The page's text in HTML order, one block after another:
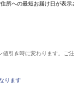
所への最短お届け日が表示
引き時に変わります。ご
ります